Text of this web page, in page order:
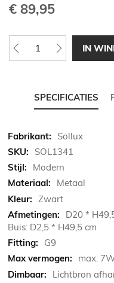
€ 89,95
IN
SPECIFICATIES
Meer
informatie
Sollux
SOL1341
Modern
Metaal
Zwart
D20 *
Buis: D2,5 * H49,5 cm
G9
max.
Lichtbron